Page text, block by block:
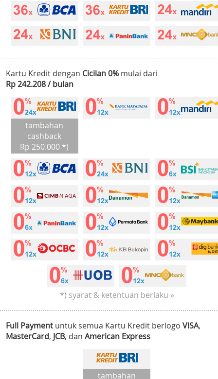
Kartu Kredit dengan Cicilan 0% mulai dari
Rp 242.208 / bulan
tambahan
cashback
Rp 250.000 *)
*) syarat & ketentuan berlaku »
Full Payment untuk semua Kartu Kredit berlogo VISA,
MasterCard, JCB, dan American Express
tambahan